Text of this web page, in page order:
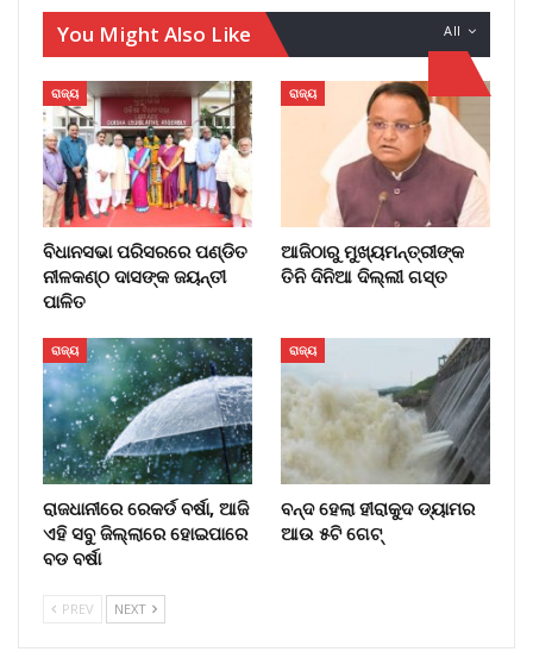
All
You Might Also Like
ରାଜ୍ୟ
ବିଧାନସଭା ପରିସରରେ ପଣ୍ଡିତ
ନୀଳକଣ୍ଠ ଦାସଙ୍କ ଜୟନ୍ତୀ
ପାଳିତ
ରାଜ୍ୟ
ଆଜିଠାରୁ ମୁଖ୍ୟମନ୍ତ୍ରୀଙ୍କ
ତିନି ଦିନିଆ ଦିଲ୍ଲୀ ଗସ୍ତ
ରାଜ୍ୟ
ରାଜଧାନୀରେ ରେକର୍ଡ ବର୍ଷା, ଆଜି
ଏହି ସବୁ ଜିଲ୍ଲାରେ ହୋଇପାରେ
ବଡ ବର୍ଷା
ରାଜ୍ୟ
ବନ୍ଦ ହେଲା ହୀରାକୁଦ ଡ୍ୟାମର
ଆଉ ୫ଟି ଗେଟ୍
PREV NEXT